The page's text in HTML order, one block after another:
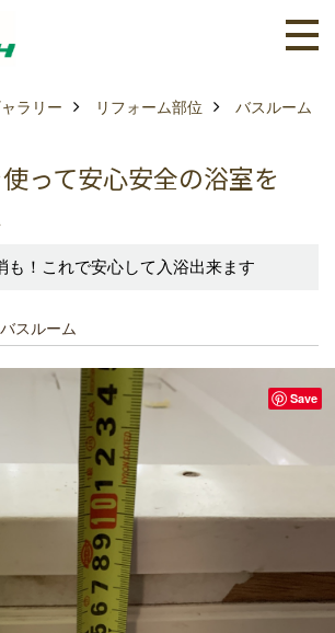
ラリー リフォーム部位 バスルーム
って安心安全の浴室を
も！これで安心して入浴出来ます
スルーム
Save